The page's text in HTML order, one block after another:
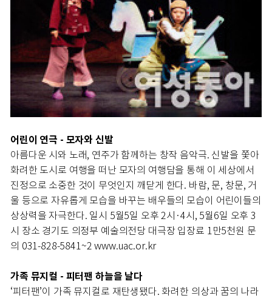
어린이 연극 - 모자와 신발
아름다운 시와 노래, 연주가 함께하는 창작 음악극. 신발을 쫓아
화려한 도시로 여행을 떠난 모자의 여행담을 통해 이 세상에서
진정으로 소중한 것이 무엇인지 깨닫게 한다. 바람, 문, 창문, 거
울 등으로 자유롭게 모습을 바꾸는 배우들의 모습이 어린이들의
상상력을 자극한다. 일시 5월5일 오후 2시·4시, 5월6일 오후 3
시 장소 경기도 의정부 예술의전당 대극장 입장료 1만5천원 문
의 031-828-5841~2 www.uac.or.kr
가족 뮤지컬 - 피터팬 하늘을 날다
‘피터팬’이 가족 뮤지컬로 재탄생됐다. 화려한 의상과 꿈의 나라